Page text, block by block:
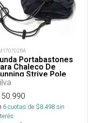
Portabastones
Chaleco De
Strive Pole
50.990
6cuotas de $8.498sin